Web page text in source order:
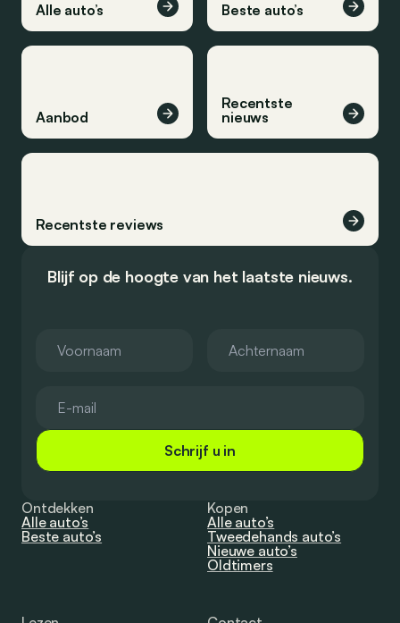
Alle auto’s Beste auto’s
Aanbod
Recentste
nieuws
Recentste reviews
Blijf op de hoogte van het laatste nieuws.
Schrijf u in
Ontdekken
Alle auto’s
Beste auto’s
Kopen
Alle auto’s
Tweedehands auto’s
Nieuwe auto’s
Oldtimers